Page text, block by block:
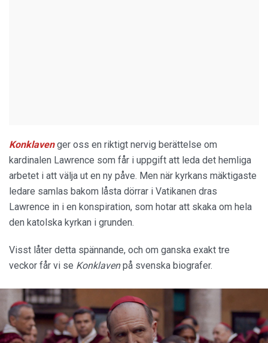
Konklavenger oss en riktigt nervig berättelse om
kardinalen Lawrence som får i uppgift att leda det hemliga
arbetet i att välja ut en ny påve. Men när kyrkans mäktigaste
ledare samlas bakom låsta dörrar i Vatikanen dras
Lawrence in i en konspiration, som hotar att skaka om hela
den katolska kyrkan i grunden.
Visst låter detta spännande, och om ganska exakt tre
veckor får vi se Konklavenpå svenska biografer.